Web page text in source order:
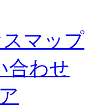
マップ
合わせ